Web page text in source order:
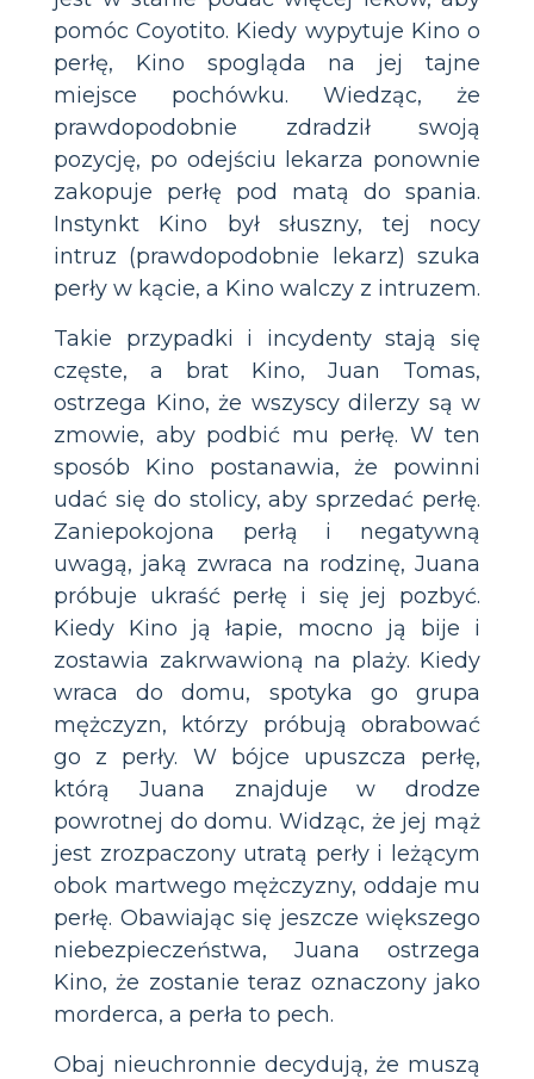
pomóc Coyotito. Kiedy wypytuje Kino o
perłę, Kino spogląda na jej tajne
miejsce pochówku. Wiedząc, że
prawdopodobnie zdradził swoją
pozycję, po odejściu lekarza ponownie
zakopuje perłę pod matą do spania.
Instynkt Kino był słuszny, tej nocy
intruz (prawdopodobnie lekarz) szuka
perły w kącie, a Kino walczy z intruzem.
Takie przypadki i incydenty stają się
częste, a brat Kino, Juan Tomas,
ostrzega Kino, że wszyscy dilerzy są w
zmowie, aby podbić mu perłę. W ten
sposób Kino postanawia, że powinni
udać się do stolicy, aby sprzedać perłę.
Zaniepokojona perłą i negatywną
uwagą, jaką zwraca na rodzinę, Juana
próbuje ukraść perłę i się jej pozbyć.
Kiedy Kino ją łapie, mocno ją bije i
zostawia zakrwawioną na plaży. Kiedy
wraca do domu, spotyka go grupa
mężczyzn, którzy próbują obrabować
go z perły. W bójce upuszcza perłę,
którą Juana znajduje w drodze
powrotnej do domu. Widząc, że jej mąż
jest zrozpaczony utratą perły i leżącym
obok martwego mężczyzny, oddaje mu
perłę. Obawiając się jeszcze większego
niebezpieczeństwa, Juana ostrzega
Kino, że zostanie teraz oznaczony jako
morderca, a perła to pech.
Obaj nieuchronnie decydują, że muszą